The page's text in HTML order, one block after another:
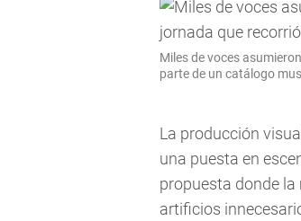
Miles de voces
parte de un catálogo
La producción
una puesta en
propuesta donde
artificios